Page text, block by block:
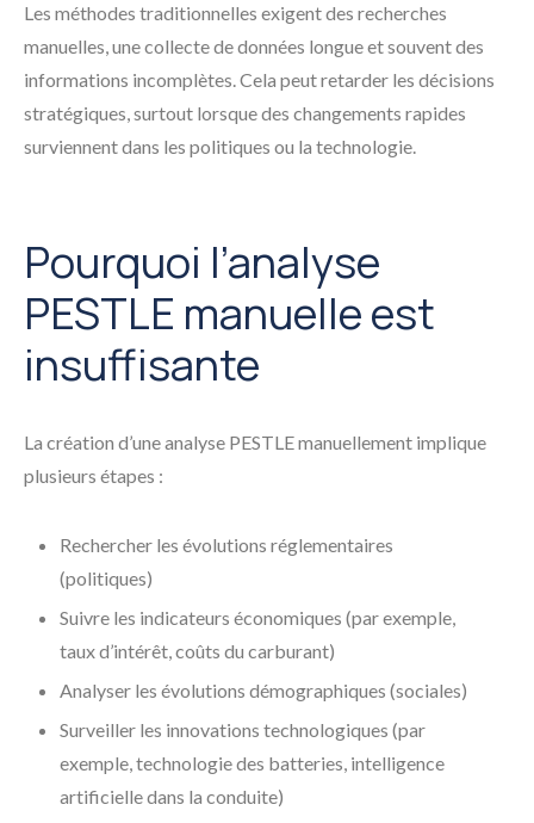
Les méthodes traditionnelles exigent des recherches
manuelles, une collecte de données longue et souvent des
informations incomplètes. Cela peut retarder les décisions
stratégiques, surtout lorsque des changements rapides
surviennent dans les politiques ou la technologie.
Pourquoi l’analyse
PESTLE manuelle est
insuffisante
La création d’une analyse PESTLE manuellement implique
plusieurs étapes :
Rechercher les évolutions réglementaires
(politiques)
Suivre les indicateurs économiques (par exemple,
taux d’intérêt, coûts du carburant)
Analyser les évolutions démographiques (sociales)
Surveiller les innovations technologiques (par
exemple, technologie des batteries, intelligence
artificielle dans la conduite)